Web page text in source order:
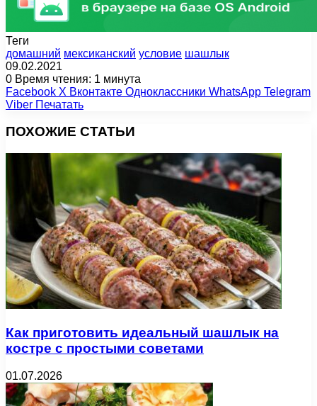
Теги
домашний мексиканский условие шашлык
09.02.2021
0 Время чтения: 1 минута
Facebook X Вконтакте Одноклассники WhatsApp Telegram
Viber Печатать
ПОХОЖИЕ СТАТЬИ
Как приготовить идеальный шашлык на
костре с простыми советами
01.07.2026